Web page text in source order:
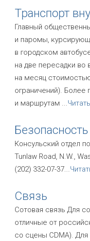
Транспорт
Главный
и паромы,
в городском
на две пересадки
на месяц
ограничений).
и маршрутам ...
Безопасность
Консульский отдел
Tunlaw Road, N.W.,
(202) 332-07-37...
Связь
Сотовая связь Для
отличные от
со сцены CDMA).